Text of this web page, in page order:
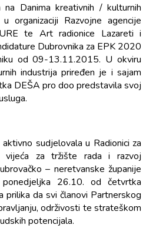
Danima kreativnih / kulturnih
organizaciji Razvojne agencije
te Art radionice Lazareti i
Dubrovnika za EPK 2020
od 09-13.11.2015. U okviru
industrija priređen je i sajam
DEŠA pro doo predstavila svoj
sudjelovala u Radionici za
vijeća za tržište rada i razvoj
– neretvanske županije
26.10. od četvrtka
da svi članovi Partnerskog
održivosti te strateškom
potencijala.